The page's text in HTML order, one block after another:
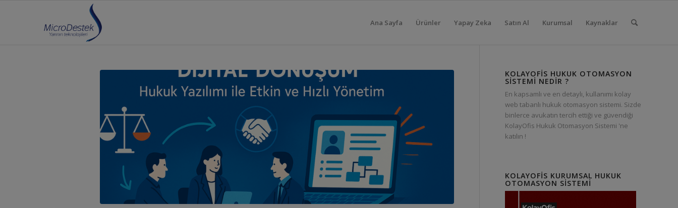
Ana Sayfa Ürünler Yapay Zeka Satın Al Kurumsal Kaynaklar
KOLAYOFIS HUKUK OTOMASYON
SISTEMI NEDIR ?
En kapsamlı ve en detaylı, kullanımı kolay
web tabanlı hukuk otomasyon sistemi. Sizde
binlerce avukatın tercih ettiği ve güvendiği
KolayOfis Hukuk Otomasyon Sistemi 'ne
katılın !
KOLAYOFIS KURUMSAL HUKUK
OTOMASYON SISTEMI